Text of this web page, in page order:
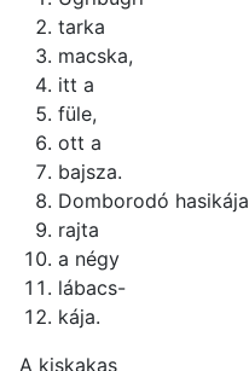
tarka
macska,
itt a
füle,
ott a
bajsza.
Domborodó hasikája
rajta
a négy
lábacs-
kája.
A kiskakas